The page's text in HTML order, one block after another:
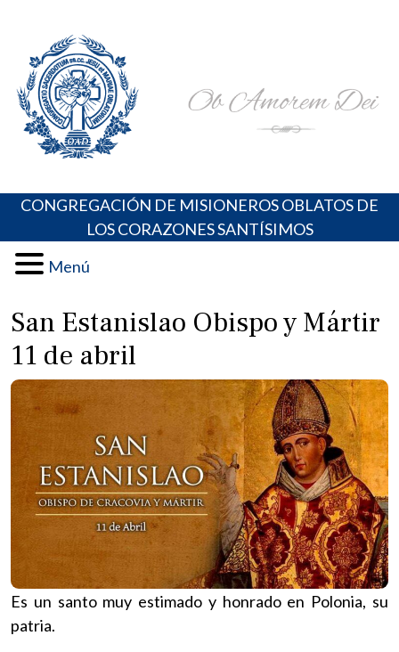
content
Portal de los Padres Oblatos. Advocaciones Marianas,
Oraciones, Música religiosa y más
CONGREGACIÓN DE MISIONEROS OBLATOS DE
LOS CORAZONES SANTÍSIMOS
Menú
San Estanislao Obispo y Mártir
11 de abril
Es un santo muy estimado y honrado en Polonia, su
patria.